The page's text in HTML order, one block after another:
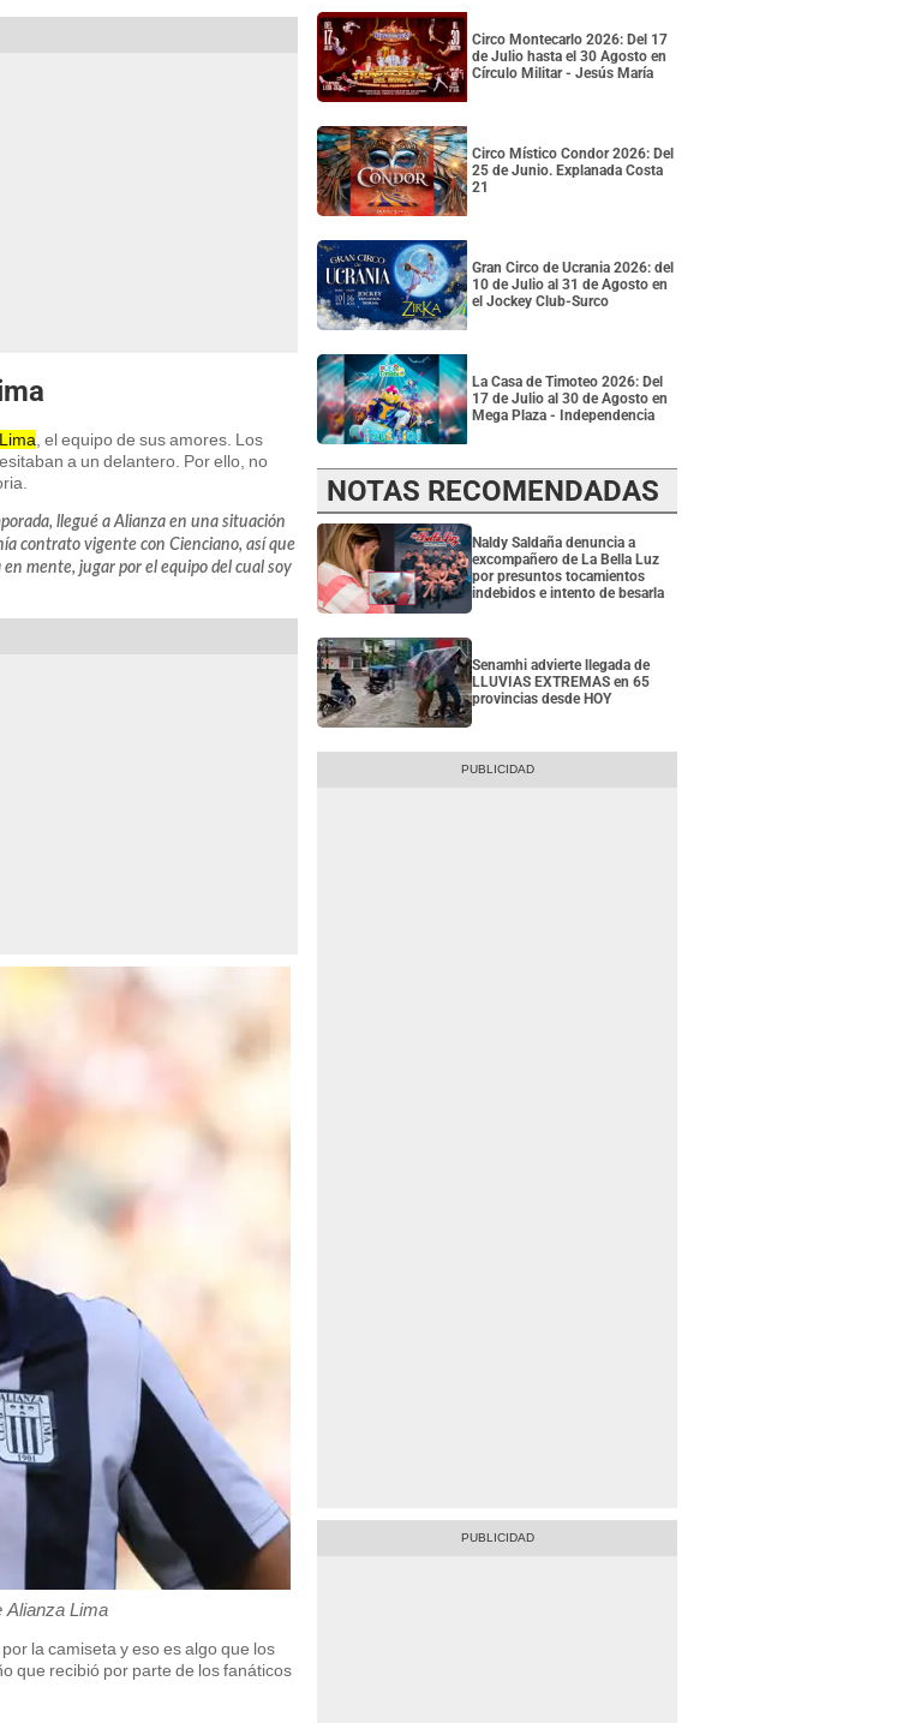
, el equipo de sus amores. Los
a un delantero. Por ello, no
llegué a Alianza en una situación
contrato vigente con Cienciano, así que
mente, jugar por el equipo del cual soy
Alianza Lima
la camiseta y eso es algo que los
que recibió por parte de los fanáticos
Circo Montecarlo 2026: Del 17
de Julio hasta el 30 Agosto en
Círculo Militar - Jesús María
Circo Místico Condor 2026: Del
25 de Junio. Explanada Costa
21
Gran Circo de Ucrania 2026: del
10 de Julio al 31 de Agosto en
el Jockey Club-Surco
La Casa de Timoteo 2026: Del
17 de Julio al 30 de Agosto en
Mega Plaza - Independencia
NOTAS RECOMENDADAS
Naldy Saldaña denuncia a
excompañero de La Bella Luz
por presuntos tocamientos
indebidos e intento de besarla
Senamhi advierte llegada de
LLUVIAS EXTREMAS en 65
provincias desde HOY